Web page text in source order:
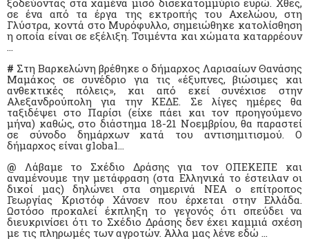
ξοδεύοντας στα χαμένα μισό δισεκατομμύριο ευρώ. Χθες,
σε ένα από τα έργα της εκτροπής του Αχελώου, στη
Γλύστρα, κοντά στο Μυρόφυλλο, σημειώθηκε κατολίσθηση
η οποία είναι σε εξέλιξη. Τσιμέντα και χώματα καταρρέουν
…
# Στη Βαρκελώνη βρέθηκε ο δήμαρχος Λαρισαίων Θανάσης
Μαμάκος σε συνέδριο για τις «έξυπνες, βιώσιμες και
ανθεκτικές πόλεις», και από εκεί συνέχισε στην
Αλεξανδρούπολη για την ΚΕΔΕ. Σε λίγες ημέρες θα
ταξιδέψει στο Παρίσι (είχε πάει και τον προηγούμενο
μήνα) καθώς, στο διάστημα 18-21 Νοεμβρίου, θα παραστεί
σε σύνοδο δημάρχων κατά του αντισημιτισμού. Ο
δήμαρχος είναι global...
@ Λάβαμε το Σχέδιο Δράσης για τον ΟΠΕΚΕΠΕ και
αναμένουμε την μετάφραση (στα Ελληνικά το έστειλαν οι
δικοί μας) δηλώνει στα σημερινά ΝΕΑ ο επίτροπος
Γεωργίας Κριστόφ Χάνσεν που έρχεται στην Ελλάδα.
Ωστόσο προκαλεί έκπληξη το γεγονός ότι σπεύδει να
διευκρινίσει ότι το Σχέδιο Δράσης δεν έχει καμμιά σχέση
με τις πληρωμές των αγροτών. Άλλα μας λένε εδώ …